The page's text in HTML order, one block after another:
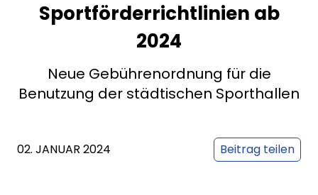
Sportförderrichtlinien ab
2024
Neue Gebührenordnung für die
Benutzung der städtischen Sporthallen
02. JANUAR 2024 Beitrag teilen